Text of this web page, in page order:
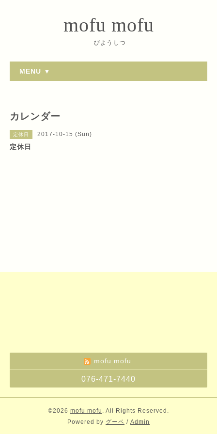
mofu mofu
びようしつ
MENU ▼
カレンダー
定休日 2017-10-15 (Sun)
定休日
mofu mofu
076-471-7440
©2026 mofu mofu . All Rights Reserved.
Powered by グーペ / Admin